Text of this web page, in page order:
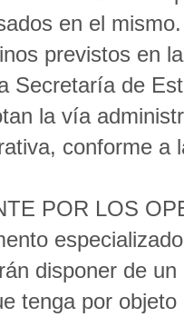
en el
previstos en
Secretaría de
la vía
conforme a
POR LOS
disponer de
tenga por